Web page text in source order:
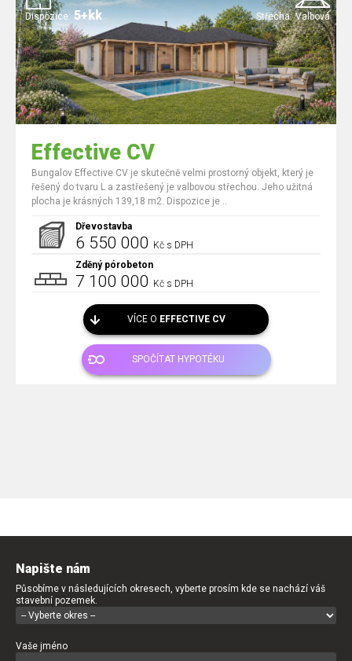
Střecha: Valbová
Dispozice: 5+kk
Effective CV
Bungalov Effective CV je skutečně velmi prostorný objekt, který je
řešený do tvaru L a zastřešený je valbovou střechou. Jeho užitná
plocha je krásných 139,18 m2. Dispozice je ..
Dřevostavba
6 550 000 Kč s DPH
Zděný pórobeton
7 100 000 Kč s DPH
VÍCE O EFFECTIVE CV
SPOČÍTAT HYPOTÉKU
Napište nám
Působíme v následujících okresech, vyberte prosím kde se nachází váš
stavební pozemek.
Vaše jméno